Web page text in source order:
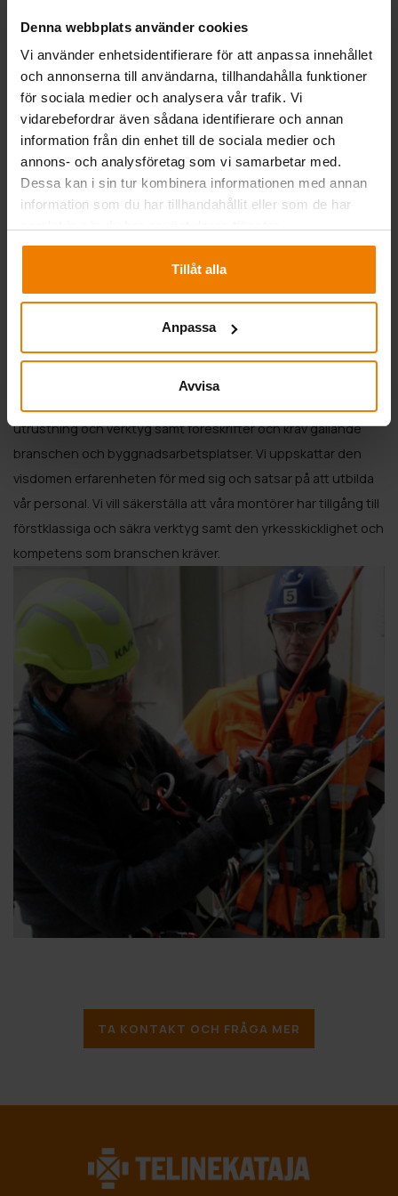
Denna webbplats använder cookies
Vi använder enhetsidentifierare för att anpassa innehållet
och annonserna till användarna, tillhandahålla funktioner
för sociala medier och analysera vår trafik. Vi
vidarebefordrar även sådana identifierare och annan
information från din enhet till de sociala medier och
annons- och analysföretag som vi samarbetar med.
Dessa kan i sin tur kombinera informationen med annan
information som du har tillhandahållit eller som de har
Tillåt alla
Anpassa
Avvisa
här:Ställningssäkerhet
En välfungerande logistikkedja
Vår välfungerande logistikkedja stödjer effektiviteten i
installationsarbetet. Vi transporterar ställningsutrustningen
till din exakta plats och säkerställer att alla nödvändiga
ställningsdelar ingår i varje leverans. Vi lagerför ställningarna i
lätta att hitta. Vi håller även stora ställningsvolymer och
utrustning och verktyg samt föreskrifter och krav gällande
branschen och byggnadsarbetsplatser. Vi uppskattar den
visdomen erfarenheten för med sig och satsar på att utbilda
vår personal. Vi vill säkerställa att våra montörer har tillgång till
förstklassiga och säkra verktyg samt den yrkesskicklighet och
kompetens som branschen kräver.
TA KONTAKT OCH FRÅGA MER